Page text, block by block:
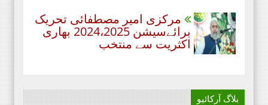
مرکزی امیر مصطفائی تحریک
برائےسیشن 2024،2025 بھاری
اکثریت سے منتخب
بلاگ آرکائیو